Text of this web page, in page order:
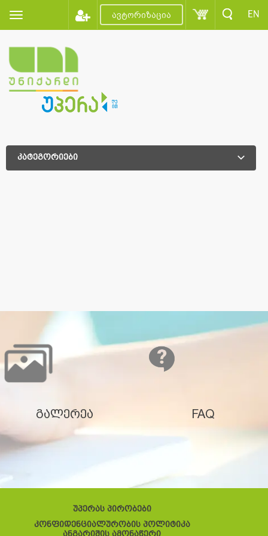
ავტორიზაცია EN
კატეგორიები
გალერეა FAQ
უპერას პირობები
კონფიდენციალურობის პოლიტიკა
ანგარიშის ამონაწერი